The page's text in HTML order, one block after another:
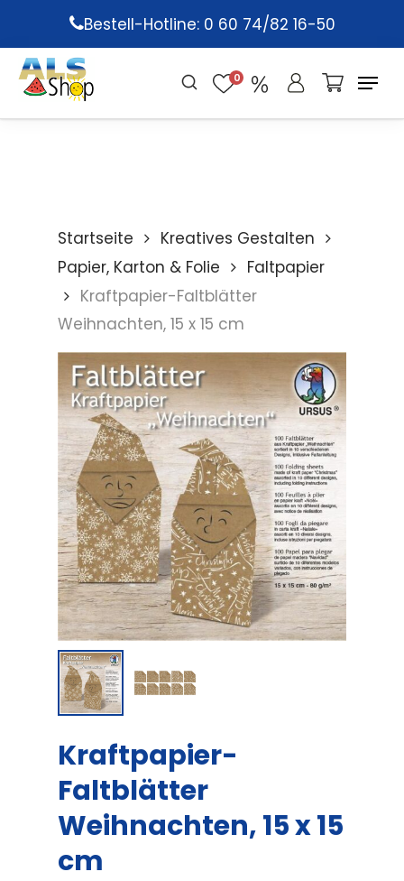
main
content
Bestell-Hotline: 0 60 74/82 16-50
0
Startseite
Kreatives Gestalten
Papier, Karton & Folie
Faltpapier
Kraftpapier-Faltblätter
Weihnachten, 15 x 15 cm
Kraftpapier-
Faltblätter
Weihnachten, 15 x 15
cm